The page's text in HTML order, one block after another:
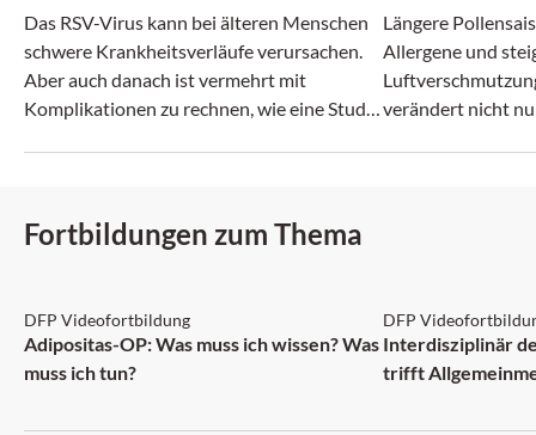
Das RSV-Virus kann bei älteren Menschen
schwere Krankheitsverläufe verursachen.
Aber auch danach ist vermehrt mit
Komplikationen zu rechnen, wie eine Studie
Längere
Allergene und
verändert nicht
Fortbildungen zum Thema
DFP: 2 Punkte
DFP Videofortbildung
Adipositas-OP: Was muss ich wissen? Was
muss ich tun?
DFP
Interdisziplinär
trifft